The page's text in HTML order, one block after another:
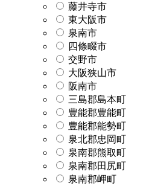
藤井寺市
東大阪市
泉南市
四條畷市
交野市
大阪狭山市
阪南市
三島郡島本町
豊能郡豊能町
豊能郡能勢町
泉北郡忠岡町
泉南郡熊取町
泉南郡田尻町
泉南郡岬町